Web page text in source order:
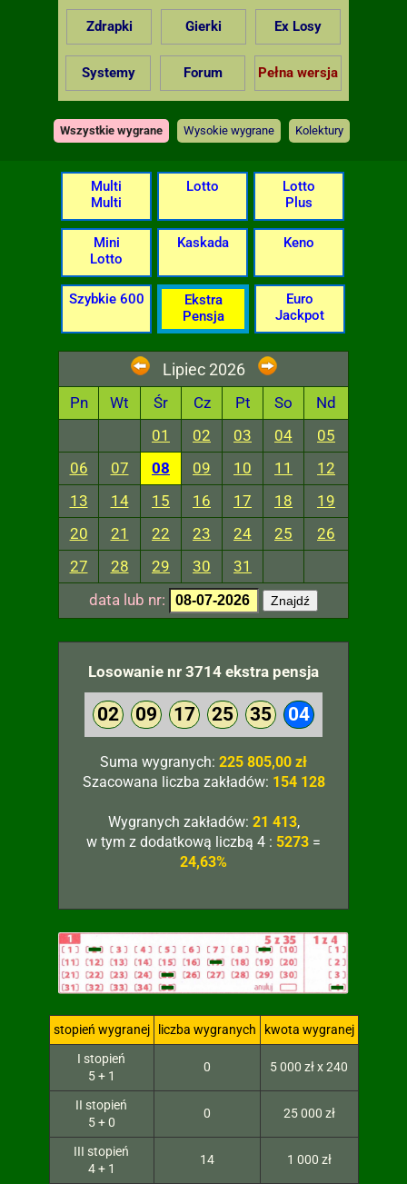
Zdrapki Gierki Ex Losy
Systemy Forum Pełna wersja
Wszystkie wygrane Wysokie wygrane Kolektury
Multi
Multi
Lotto
Lotto
Plus
Mini
Lotto
Kaskada Keno
Szybkie 600
Ekstra
Pensja
Euro
Jackpot
Lipiec 2026
Pn Wt Śr Cz Pt So
Nd
01
02 03 04
05
06
07 08 09 10 11
12
13
14 15 16 17 18
19
20
21 22 23 24 25
26
27
28 29 30
31
data lub nr:
Znajdź
Losowanie nr 3714 ekstra pensja
02 09 17 25 35 04
Suma wygranych: 225 805,00 zł
Szacowana liczba zakładów: 154 128
Wygranych zakładów: 21 413,
w tym z dodatkową liczbą 4 : 5273 =
24,63%
stopień wygranej liczba wygranych
kwota wygranej
I stopień
5 + 1
0 5 000 zł x 240
II stopień
5 + 0
0 25 000 zł
III stopień
4 + 1
14 1 000 zł